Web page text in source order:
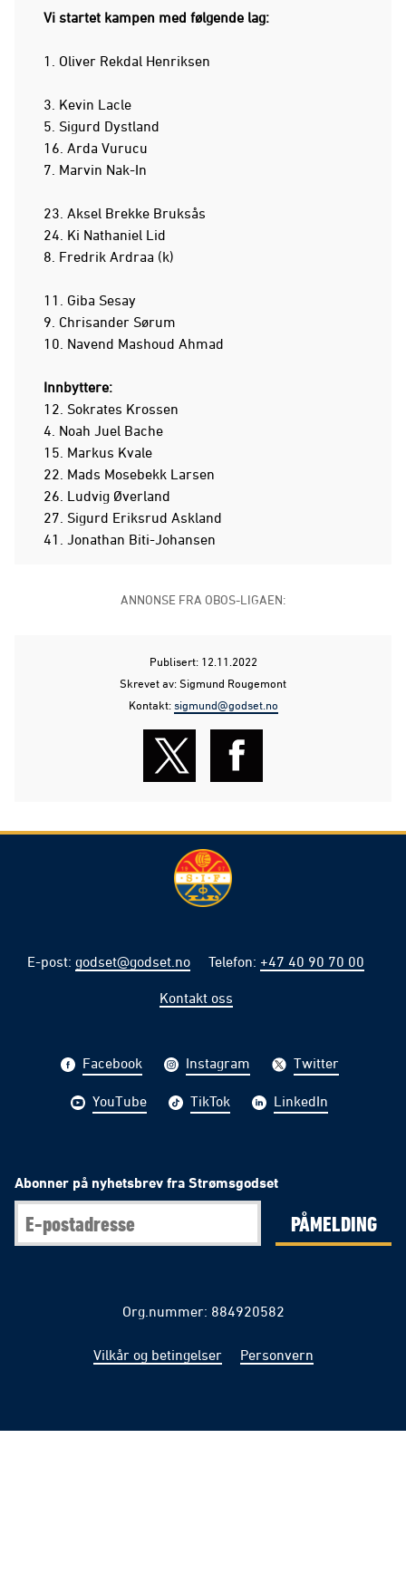
Vi startet kampen med følgende lag:
1. Oliver Rekdal Henriksen
3. Kevin Lacle
5. Sigurd Dystland
16. Arda Vurucu
7. Marvin Nak-In
23. Aksel Brekke Bruksås
24. Ki Nathaniel Lid
8. Fredrik Ardraa (k)
11. Giba Sesay
9. Chrisander Sørum
10. Navend Mashoud Ahmad
Innbyttere:
12. Sokrates Krossen
4. Noah Juel Bache
15. Markus Kvale
22. Mads Mosebekk Larsen
26. Ludvig Øverland
27. Sigurd Eriksrud Askland
41. Jonathan Biti-Johansen
ANNONSE FRA OBOS-LIGAEN:
Publisert: 12.11.2022
Skrevet av: Sigmund Rougemont
Kontakt:sigmund@godset.no
E-post: godset@godset.no Telefon: +47 40 90 70 00
Kontakt oss
Facebook Instagram Twitter
YouTube TikTok LinkedIn
Abonner på nyhetsbrev fra Strømsgodset
PÅMELDING
Org.nummer: 884920582
Vilkår og betingelser Personvern